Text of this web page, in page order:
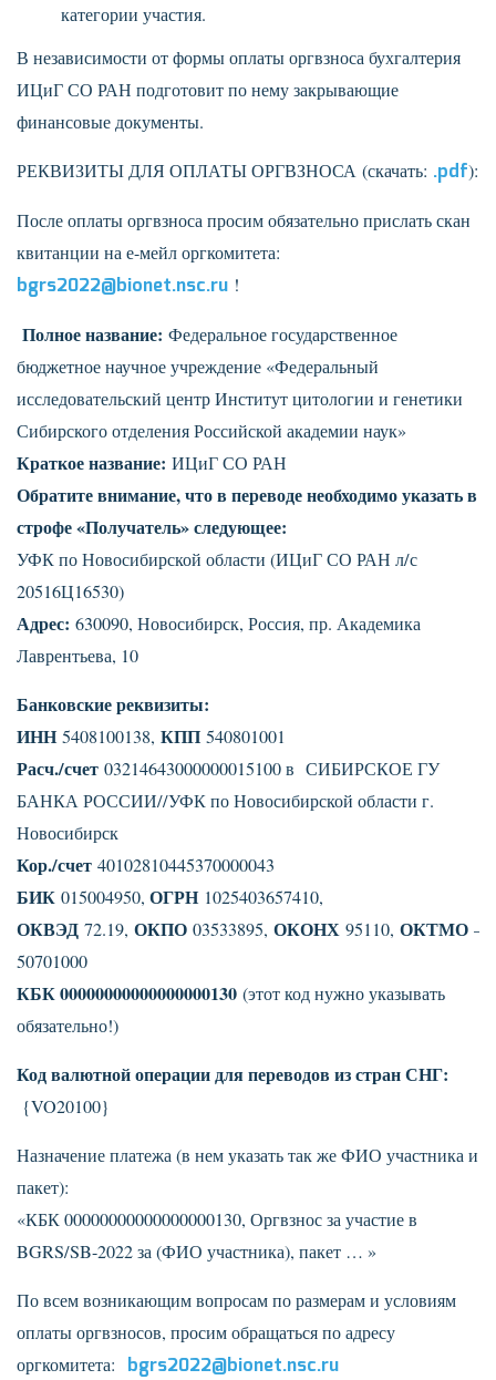
категории участия.
В независимости от формы оплаты оргвзноса бухгалтерия
ИЦиГ СО РАН подготовит по нему закрывающие
финансовые документы.
РЕКВИЗИТЫ ДЛЯ ОПЛАТЫ ОРГВЗНОСА (скачать: .pdf):
После оплаты оргвзноса просим обязательно прислать скан
квитанции на е-мейл оргкомитета:
bgrs2022@bionet.nsc.ru !
Полное название: Федеральное государственное
бюджетное научное учреждение «Федеральный
исследовательский центр Институт цитологии и генетики
Сибирского отделения Российской академии наук»
Краткое название: ИЦиГ СО РАН
Обратите внимание, что в переводе необходимо указать в
строфе «Получатель» следующее:
УФК по Новосибирской области (ИЦиГ СО РАН л/с
20516Ц16530)
Адрес: 630090, Новосибирск, Россия, пр. Академика
Лаврентьева, 10
Банковские реквизиты:
ИНН5408100138, КПП 540801001
Расч./счет 03214643000000015100 в СИБИРСКОЕ ГУ
БАНКА РОССИИ//УФК по Новосибирской области г.
Новосибирск
Кор./счет 40102810445370000043
БИК 015004950, ОГРН1025403657410,
ОКВЭД 72.19, ОКПО 03533895, ОКОНХ 95110, ОКТМО —
50701000
КБК 00000000000000000130 (этот код нужно указывать
обязательно!)
Код валютной операции для переводов из стран СНГ:
{VO20100}
Назначение платежа (в нем указать так же ФИО участника и
пакет):
«КБК 00000000000000000130, Оргвзнос за участие в
BGRS/SB-2022 за (ФИО участника), пакет … »
По всем возникающим вопросам по размерам и условиям
оплаты оргвзносов, просим обращаться по адресу
оргкомитета: bgrs2022@bionet.nsc.ru